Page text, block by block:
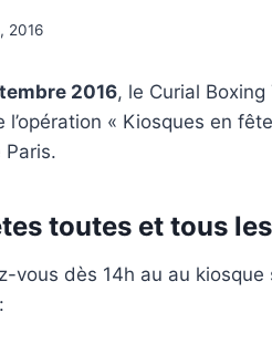
2016
2016, le Curial
« Kiosques en
Paris.
toutes et tous
vous dès 14h au au